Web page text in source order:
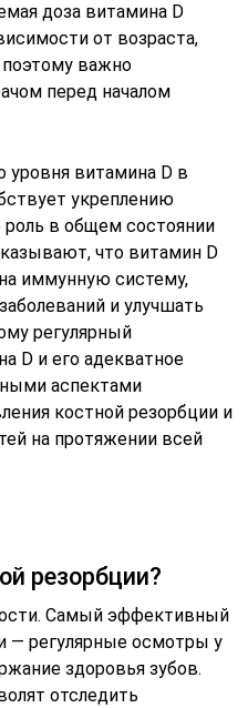
доза витамина D
от возраста,
поэтому важно
перед началом
уровня витамина D в
укреплению
роль в общем состоянии
что витамин D
иммунную систему,
и улучшать
регулярный
D и его адекватное
аспектами
костной резорбции и
на протяжении всей
резорбции?
Самый эффективный
— регулярные осмотры у
здоровья зубов.
отследить